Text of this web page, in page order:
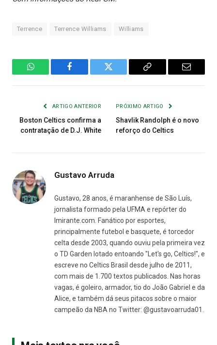
Terrence Terrence Williams Williams
WhatsAppFacebook Twitter
Copiar
E-
ARTIGO ANTERIOR
Boston Celtics confirma a
contratação de D.J. White
PRÓXIMO ARTIGO
Shavlik Randolph é o novo
reforço do Celtics
Gustavo Arruda
Gustavo, 28 anos, é maranhense de São Luís,
jornalista formado pela UFMA e repórter do
Imirante.com. Fanático por esportes,
principalmente futebol e basquete, é torcedor
celta desde 2003, quando ouviu pela primeira vez
o TD Garden lotado entoando "Let's go, Celtics!", e
escreve no Celtics Brasil desde julho de 2011,
com mais de 1.700 textos publicados. Nas horas
vagas, é goleiro, armador, tio do João Gabriel e da
Alice, e também dá seus pitacos sobre o maior
campeão da NBA no Twitter: @gustavoarruda01.